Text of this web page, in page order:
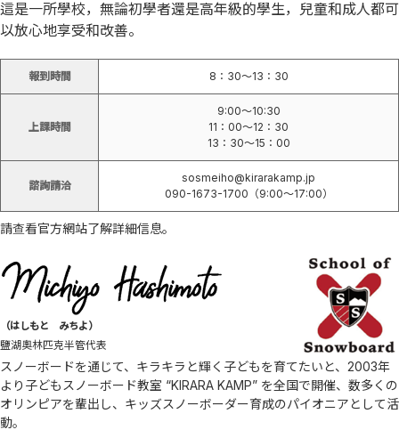
這是一所學校，無論初學者還是高年級的學生，兒童和成人都可
以放心地享受和改善。
報到時間 8：30〜13：30
上課時間
9:00～10:30
11：00〜12：30
13：30〜15：00
諮詢請洽
sosmeiho@kirarakamp.jp
090-1673-1700（9:00～17:00）
請查看官方網站了解詳細信息。
（はしもと みちよ）
鹽湖奧林匹克半管代表
スノーボードを通じて、キラキラと輝く子どもを育てたいと、2003年
より子どもスノーボード教室 “KIRARA KAMP” を全国で開催、数多くの
オリンピアを輩出し、キッズスノーボーダー育成のパイオニアとして活
動。